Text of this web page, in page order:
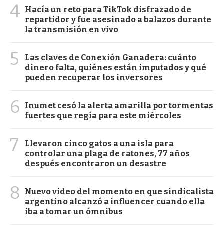
4 Hacía un reto para TikTok disfrazado de
repartidor y fue asesinado a balazos durante
la transmisión en vivo
5
Las claves de Conexión Ganadera: cuánto
dinero falta, quiénes están imputados y qué
pueden recuperar los inversores
6
Inumet cesó la alerta amarilla por tormentas
fuertes que regía para este miércoles
7
Llevaron cinco gatos a una isla para
controlar una plaga de ratones, 77 años
después encontraron un desastre
8
Nuevo video del momento en que sindicalista
argentino alcanzó a influencer cuando ella
iba a tomar un ómnibus